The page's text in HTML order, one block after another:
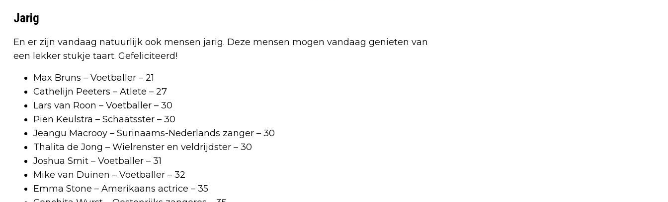
Jarig
En er zijn vandaag natuurlijk ook mensen jarig. Deze mensen mogen vandaag genieten van
een lekker stukje taart. Gefeliciteerd!
Max Bruns – Voetballer – 21
Cathelijn Peeters – Atlete – 27
Lars van Roon – Voetballer – 30
Pien Keulstra – Schaatsster – 30
Jeangu Macrooy – Surinaams-Nederlands zanger – 30
Thalita de Jong – Wielrenster en veldrijdster – 30
Joshua Smit – Voetballer – 31
Mike van Duinen – Voetballer – 32
Emma Stone – Amerikaans actrice – 35